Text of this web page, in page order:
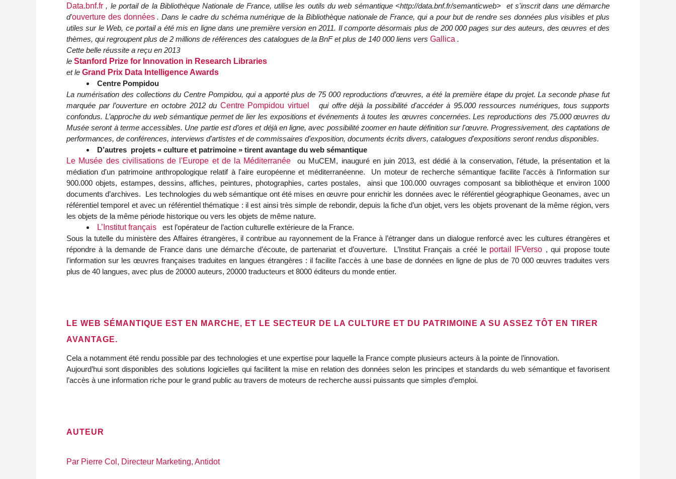
Data.bnf.fr , le portail de la Bibliothèque Nationale de France, utilise les outils du web sémantique <http://data.bnf.fr/semanticweb> et s'inscrit dans une démarche
d'ouverture des données. Dans le cadre du schéma numérique de la Bibliothèque nationale de France, qui a pour but de rendre ses données plus visibles et plus
utiles sur le Web, ce portail a été mis en ligne dans une première version en 2011. Il comporte désormais plus de 200 000 pages sur des auteurs, des œuvres et des
thèmes, qui regroupent plus de 2 millions de références des catalogues de la BnF et plus de 140 000 liens vers Gallica .
Cette belle réussite a reçu en 2013
le Stanford Prize for Innovation in Research Libraries
et le Grand Prix Data Intelligence Awards
Centre Pompidou
La numérisation des collections du Centre Pompidou, qui a apporté plus de 75 000 reproductions d’œuvres, a été la première étape du projet. La seconde phase fut
marquée par l’ouverture en octobre 2012 du Centre Pompidou virtuel
qui offre déjà la possibilité d'accéder à 95.000 ressources numériques, tous supports
confondus. L’approche du web sémantique permet de lier les expositions et événements à toutes les œuvres concernées. Les reproductions des 75.000 œuvres du
Musée seront à terme accessibles. Une partie est d’ores et déjà en ligne, avec possibilité zoomer en haute définition sur l'œuvre. Progressivement, des captations de
performances, de conférences, interviews d'artistes et de commissaires d'exposition, documents écrits divers, catalogues d'expositions seront rendus disponibles.
D’autres projets « culture et patrimoine » tirent avantage du web sémantique
Le Musée des civilisations de l'Europe et de la Méditerranée
ou MuCEM, inauguré en juin 2013, est dédié à la conservation, l'étude, la présentation et la
médiation d'un patrimoine anthropologique relatif à l'aire européenne et méditerranéenne. Un moteur de recherche sémantique facilite l’accès à l’information sur
900.000 objets, estampes, dessins, affiches, peintures, photographies, cartes postales, ainsi que 100.000 ouvrages composant sa bibliothèque et environ 1000
documents d’archives. Les technologies du web sémantique ont été mises en œuvre pour enrichir les données avec le référentiel géographique Geonames, avec un
référentiel temporel et avec un référentiel thématique : il est ainsi très simple de rebondir, depuis la fiche d’un objet, vers les objets provenant de la même région, vers
les objets de la même période historique ou vers les objets de même nature.
L’Institut français
est l’opérateur de l’action culturelle extérieure de la France.
Sous la tutelle du ministère des Affaires étrangères, il contribue au rayonnement de la France à l’étranger dans un dialogue renforcé avec les cultures étrangères et
répondre à la demande de France dans une démarche d’écoute, de partenariat et d’ouverture. L’Institut Français a créé le portail IFVerso , qui propose toute
l’information sur les œuvres françaises traduites en langues étrangères : il facilite l’accès à une base de données en ligne de plus de 70 000 œuvres traduites vers
plus de 40 langues, avec plus de 20000 auteurs, 20000 traducteurs et 8000 éditeurs du monde entier.
LE WEB SÉMANTIQUE EST EN MARCHE, ET LE SECTEUR DE LA CULTURE ET DU PATRIMOINE A SU ASSEZ TÔT EN TIRER
AVANTAGE.
Cela a notamment été rendu possible par des technologies et une expertise pour laquelle la France compte plusieurs acteurs à la pointe de l’innovation.
Aujourd’hui sont disponibles des solutions logicielles qui facilitent la mise en relation des données selon les principes et standards du web sémantique et favorisent
l’accès à une information riche pour le grand public au travers de moteurs de recherche aussi puissants que simples d’emploi.
AUTEUR
Par Pierre Col, Directeur Marketing, Antidot